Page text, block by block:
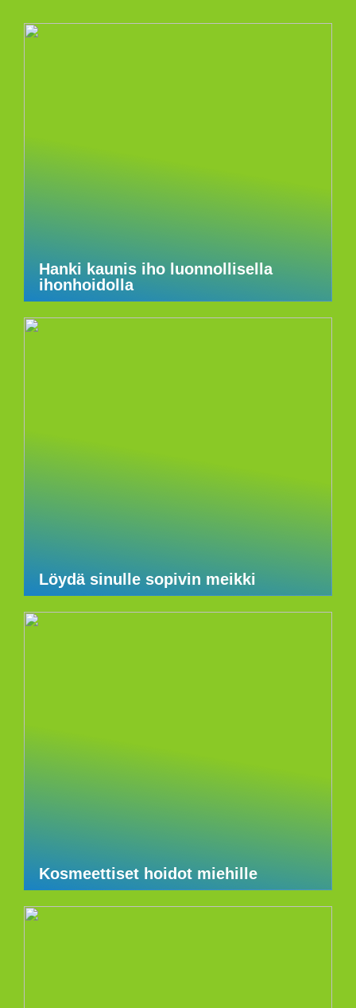
Hanki kaunis iho luonnollisella
ihonhoidolla
Löydä sinulle sopivin meikki
Kosmeettiset hoidot miehille